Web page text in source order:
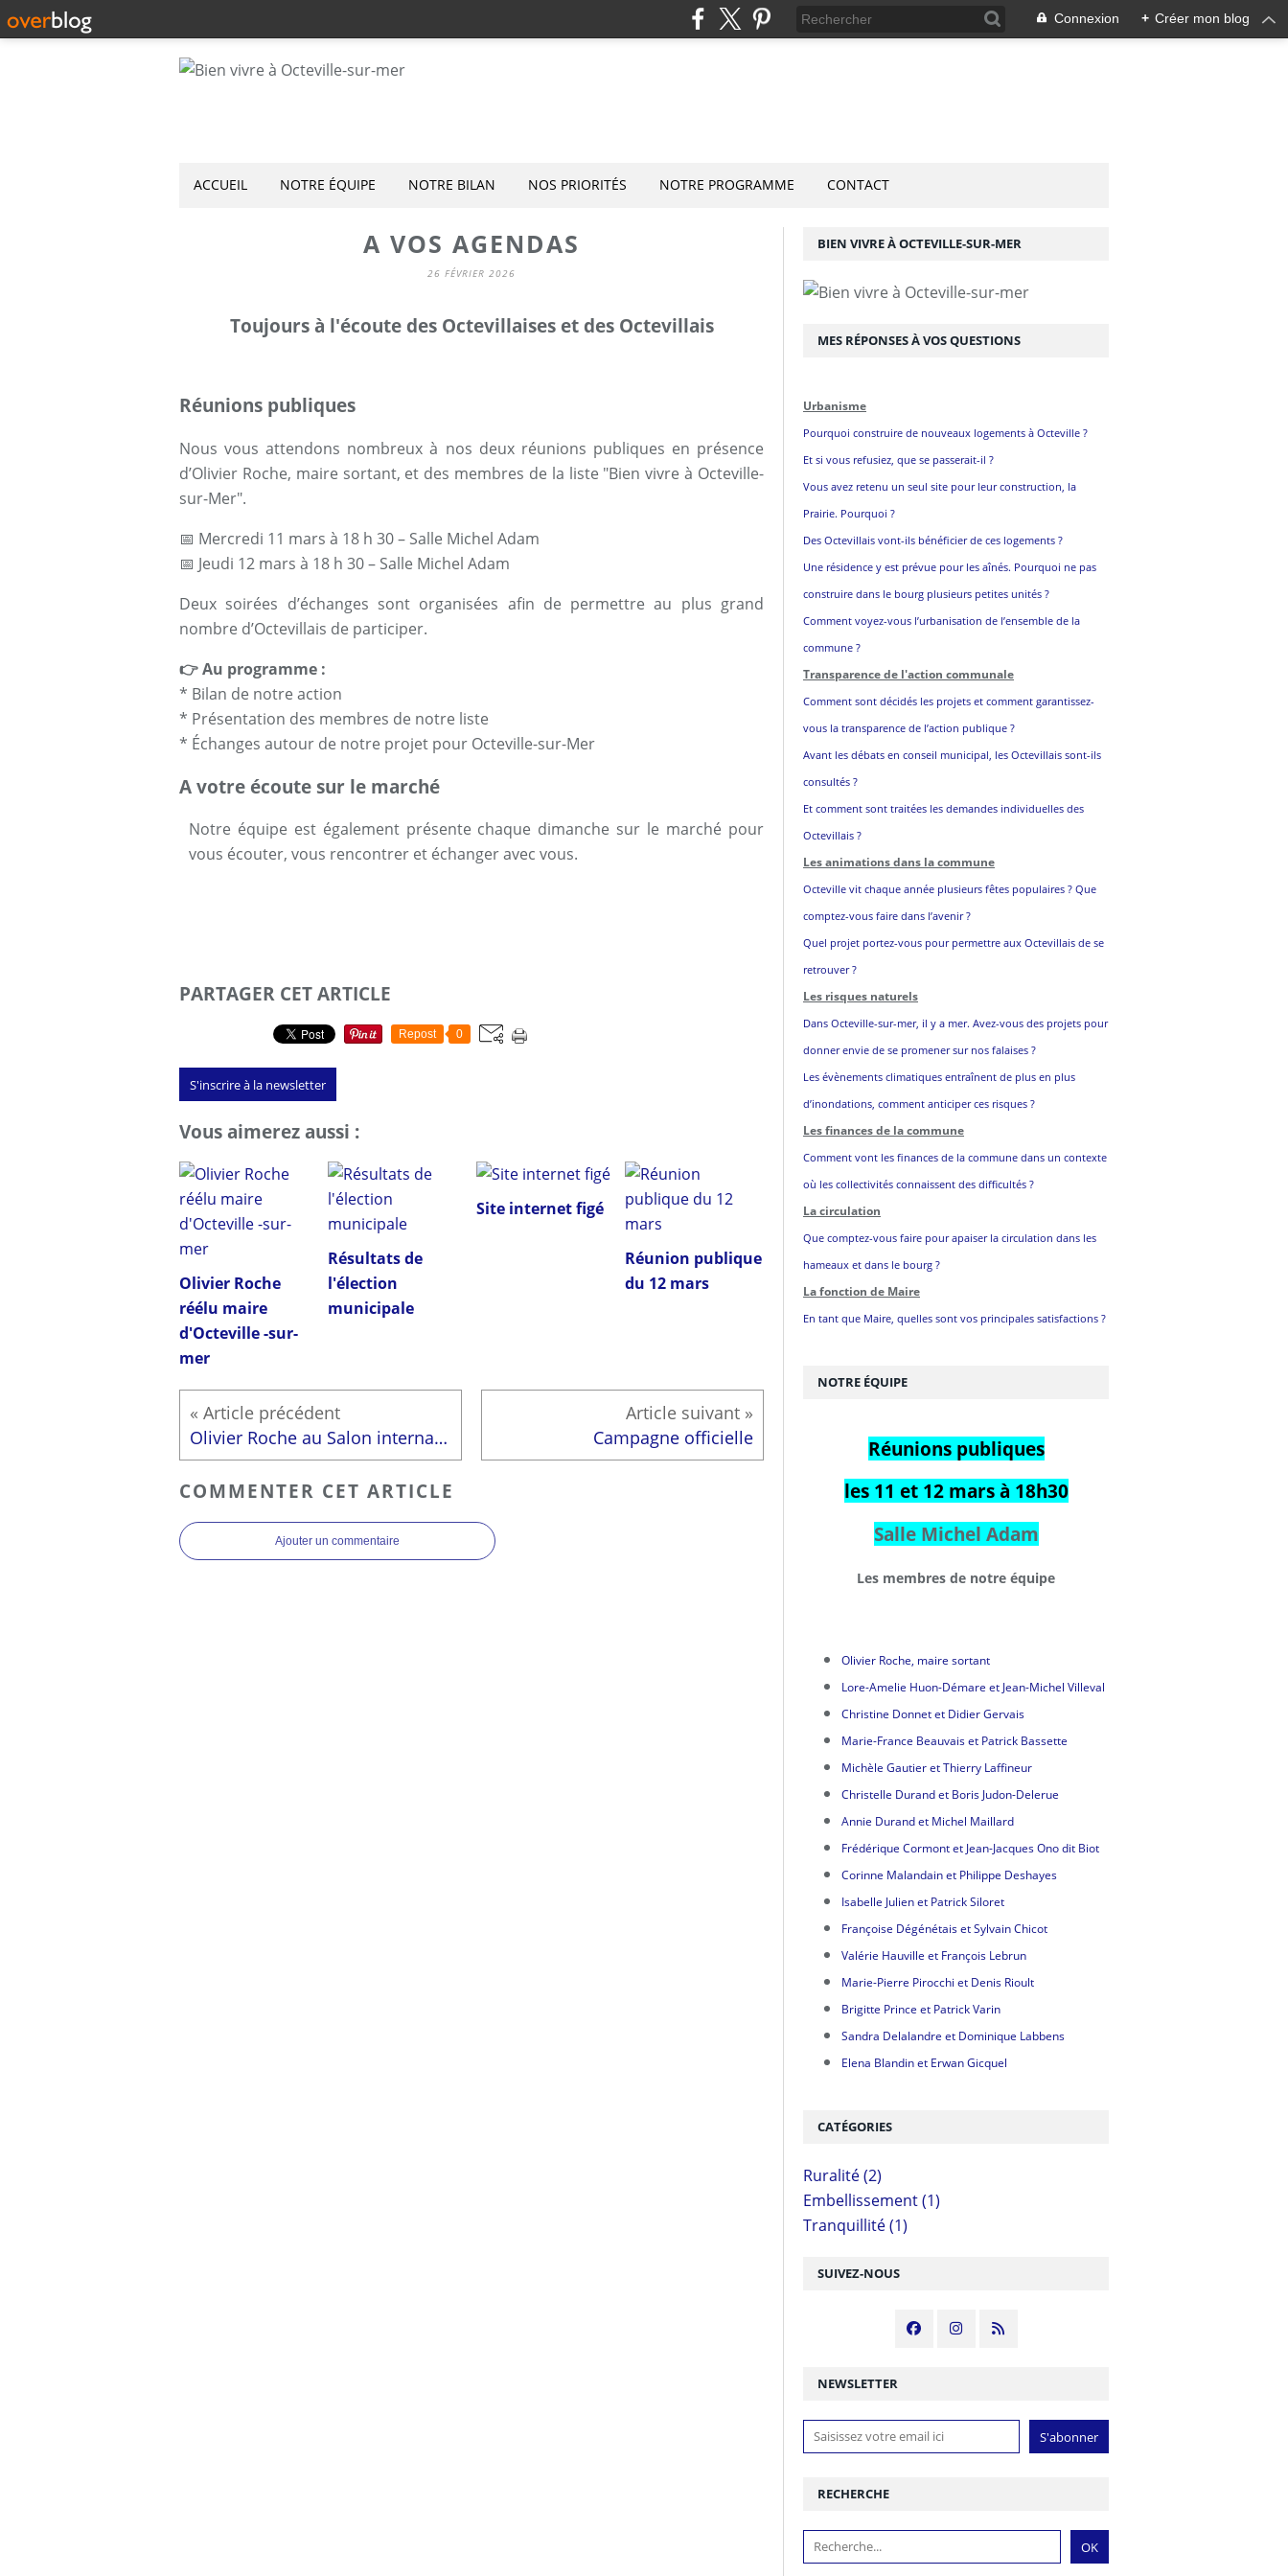
Connexion + Créer mon blog
ACCUEIL NOTRE ÉQUIPE NOTRE BILAN NOS PRIORITÉS NOTRE PROGRAMME CONTACT
A VOS AGENDAS
26 FÉVRIER 2026
Toujours à l'écoute des Octevillaises et des Octevillais
Réunions publiques
Nous vous attendons nombreux à nos deux réunions publiques en présence
d’Olivier Roche, maire sortant, et des membres de la liste "Bien vivre à Octeville-
sur-Mer".
📅 Mercredi 11 mars à 18 h 30 – Salle Michel Adam
📅 Jeudi 12 mars à 18 h 30 – Salle Michel Adam
Deux soirées d’échanges sont organisées afin de permettre au plus grand
nombre d’Octevillais de participer.
👉 Au programme :
* Bilan de notre action
* Présentation des membres de notre liste
* Échanges autour de notre projet pour Octeville-sur-Mer
A votre écoute sur le marché
Notre équipe est également présente chaque dimanche sur le marché pour
vous écouter, vous rencontrer et échanger avec vous.
PARTAGER CET ARTICLE
Repost 0
S'inscrire à la newsletter
Vous aimerez aussi :
Olivier Roche
réélu maire
d'Octeville -sur-
mer
Résultats de
l'élection
municipale
Site internet figé
Réunion publique
du 12 mars
Olivier Roche au Salon international de l’Agriculture Campagne officielle
COMMENTER CET ARTICLE
Ajouter un commentaire
NEWSLETTER
SUIVEZ-NOUS
RECHERCHE
BIEN VIVRE À OCTEVILLE-SUR-MER
CATÉGORIES
Ruralité(2)
Embellissement(1)
Tranquillité(1)
MES RÉPONSES À VOS QUESTIONS
Urbanisme
Pourquoi construire de nouveaux logements à Octeville ?
Et si vous refusiez, que se passerait-il ?
Vous avez retenu un seul site pour leur construction, la
Prairie. Pourquoi ?
Des Octevillais vont-ils bénéficier de ces logements ?
Une résidence y est prévue pour les aînés. Pourquoi ne pas
construire dans le bourg plusieurs petites unités ?
Comment voyez-vous l’urbanisation de l’ensemble de la
commune ?
Transparence de l'action communale
Comment sont décidés les projets et comment garantissez-
vous la transparence de l’action publique ?
Avant les débats en conseil municipal, les Octevillais sont-ils
consultés ?
Et comment sont traitées les demandes individuelles des
Octevillais ?
Les animations dans la commune
Octeville vit chaque année plusieurs fêtes populaires ? Que
comptez-vous faire dans l’avenir ?
Quel projet portez-vous pour permettre aux Octevillais de se
retrouver ?
Les risques naturels
Dans Octeville-sur-mer, il y a mer. Avez-vous des projets pour
donner envie de se promener sur nos falaises ?
Les évènements climatiques entraînent de plus en plus
d’inondations, comment anticiper ces risques ?
Les finances de la commune
Comment vont les finances de la commune dans un contexte
où les collectivités connaissent des difficultés ?
La circulation
Que comptez-vous faire pour apaiser la circulation dans les
hameaux et dans le bourg ?
La fonction de Maire
En tant que Maire, quelles sont vos principales satisfactions ?
NOTRE ÉQUIPE
Réunions publiques
les 11 et 12 mars à 18h30
Salle Michel Adam
Les membres de notre équipe
Olivier Roche, maire sortant
Lore-Amelie Huon-Démare et Jean-Michel Villeval
Christine Donnet et Didier Gervais
Marie-France Beauvais et Patrick Bassette
Michèle Gautier et Thierry Laffineur
Christelle Durand et Boris Judon-Delerue
Annie Durand et Michel Maillard
Frédérique Cormont et Jean-Jacques Ono dit Biot
Corinne Malandain et Philippe Deshayes
Isabelle Julien et Patrick Siloret
Françoise Dégénétais et Sylvain Chicot
Valérie Hauville et François Lebrun
Marie-Pierre Pirocchi et Denis Rioult
Brigitte Prince et Patrick Varin
Sandra Delalandre et Dominique Labbens
Elena Blandin et Erwan Gicquel